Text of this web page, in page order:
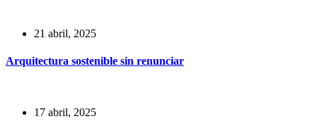
21 abril, 2025
Arquitectura sostenible sin renunciar
17 abril, 2025